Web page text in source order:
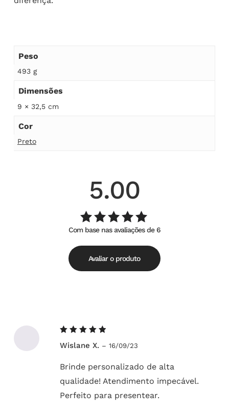
Peso
493 g
Dimensões
9 × 32,5 cm
Cor
Preto
5.00
Avaliação
5.00de
5
Com base nas avaliações de 6
Avaliar o produto
5de 5
Wislane X. – 16/09/23
Brinde personalizado de alta
qualidade! Atendimento impecável.
Perfeito para presentear.